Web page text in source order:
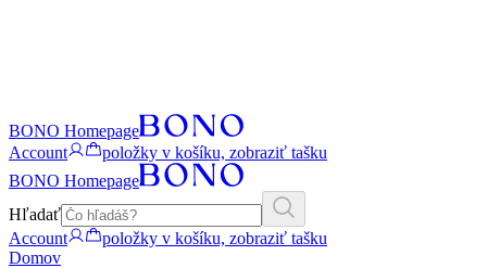
BONO Homepage
Account
položky v košíku, zobraziť tašku
BONO Homepage
Hľadať
Account
položky v košíku, zobraziť tašku
Domov